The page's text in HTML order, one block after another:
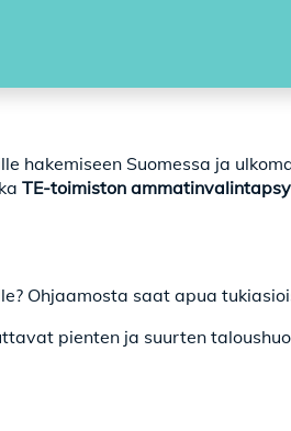
hakemiseen Suomessa ja
TE-toimiston
Ohjaamosta saat apua
pienten ja suurten